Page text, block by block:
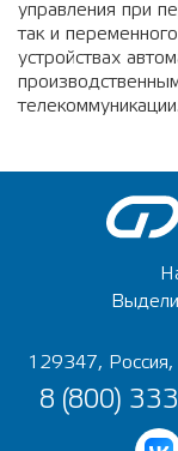
управления при
так и
устройствах
телекоммуникации.
129347, Россия,
8 (800)